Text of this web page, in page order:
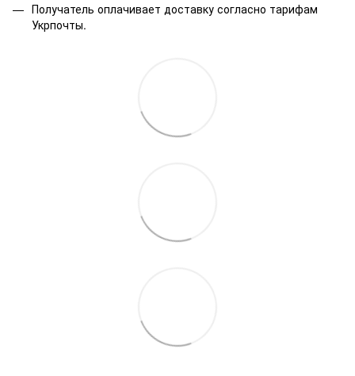
Получатель оплачивает доставку согласно тарифам
Укрпочты.